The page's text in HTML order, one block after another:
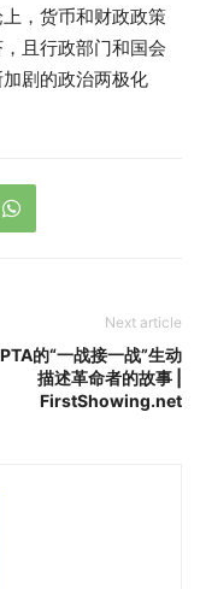
，货币和财政政策
且行政部门和国会
剧的政治两极化
Next article
的“一战接一战”生动
描述革命者的故事 |
FirstShowing.net